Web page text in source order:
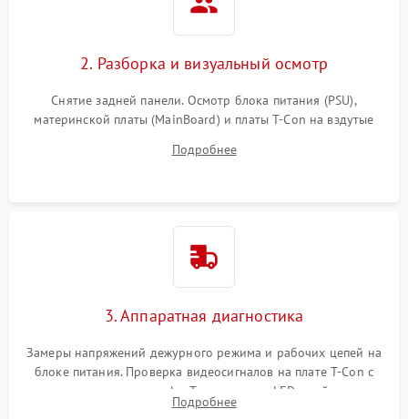
2. Разборка и визуальный осмотр
Снятие задней панели. Осмотр блока питания (PSU),
материнской платы (MainBoard) и платы T-Con на вздутые
Проверка надежности фиксации и целостности шлейфов.
Подробнее
3. Аппаратная диагностика
Замеры напряжений дежурного режима и рабочих цепей на
блоке питания. Проверка видеосигналов на плате T-Con с
помощью осциллографа. Тестирование LED-драйвера и
светодиодных планок подсветки мультиметром.
Подробнее